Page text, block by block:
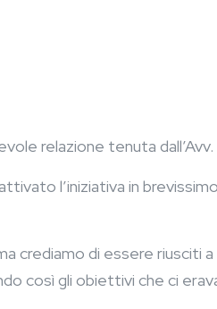
relazione tenuta dall’Avv.
l’iniziativa in
di essere riusciti a
così gli obiettivi che ci